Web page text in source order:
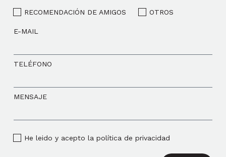
RECOMENDACIÓN DE AMIGOS OTROS
E-MAIL
TELÉFONO
MENSAJE
He leido y acepto la política de privacidad